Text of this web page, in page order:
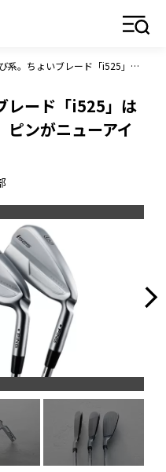
操れる飛び系。ちょいブレード「i525」は『買い』かもしれない。ピンがニューアイアンを発表!!
レード「i525」は
ピンがニューアイ